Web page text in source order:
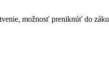
možnosť preniknúť do